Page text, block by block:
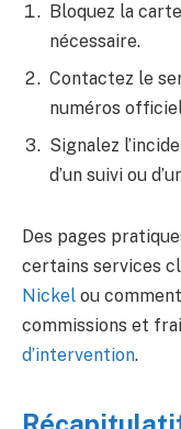
Bloquez la
nécessaire.
Contactez le
numéros
Signalez
d’un suivi ou
Des pages
certains services
Nickel ou
commissions et
d’intervention.